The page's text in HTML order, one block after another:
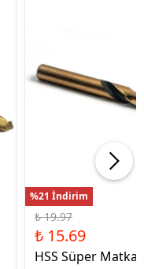
%21 İndirim
₺ 19.97
₺ 15.69
HSS Süper